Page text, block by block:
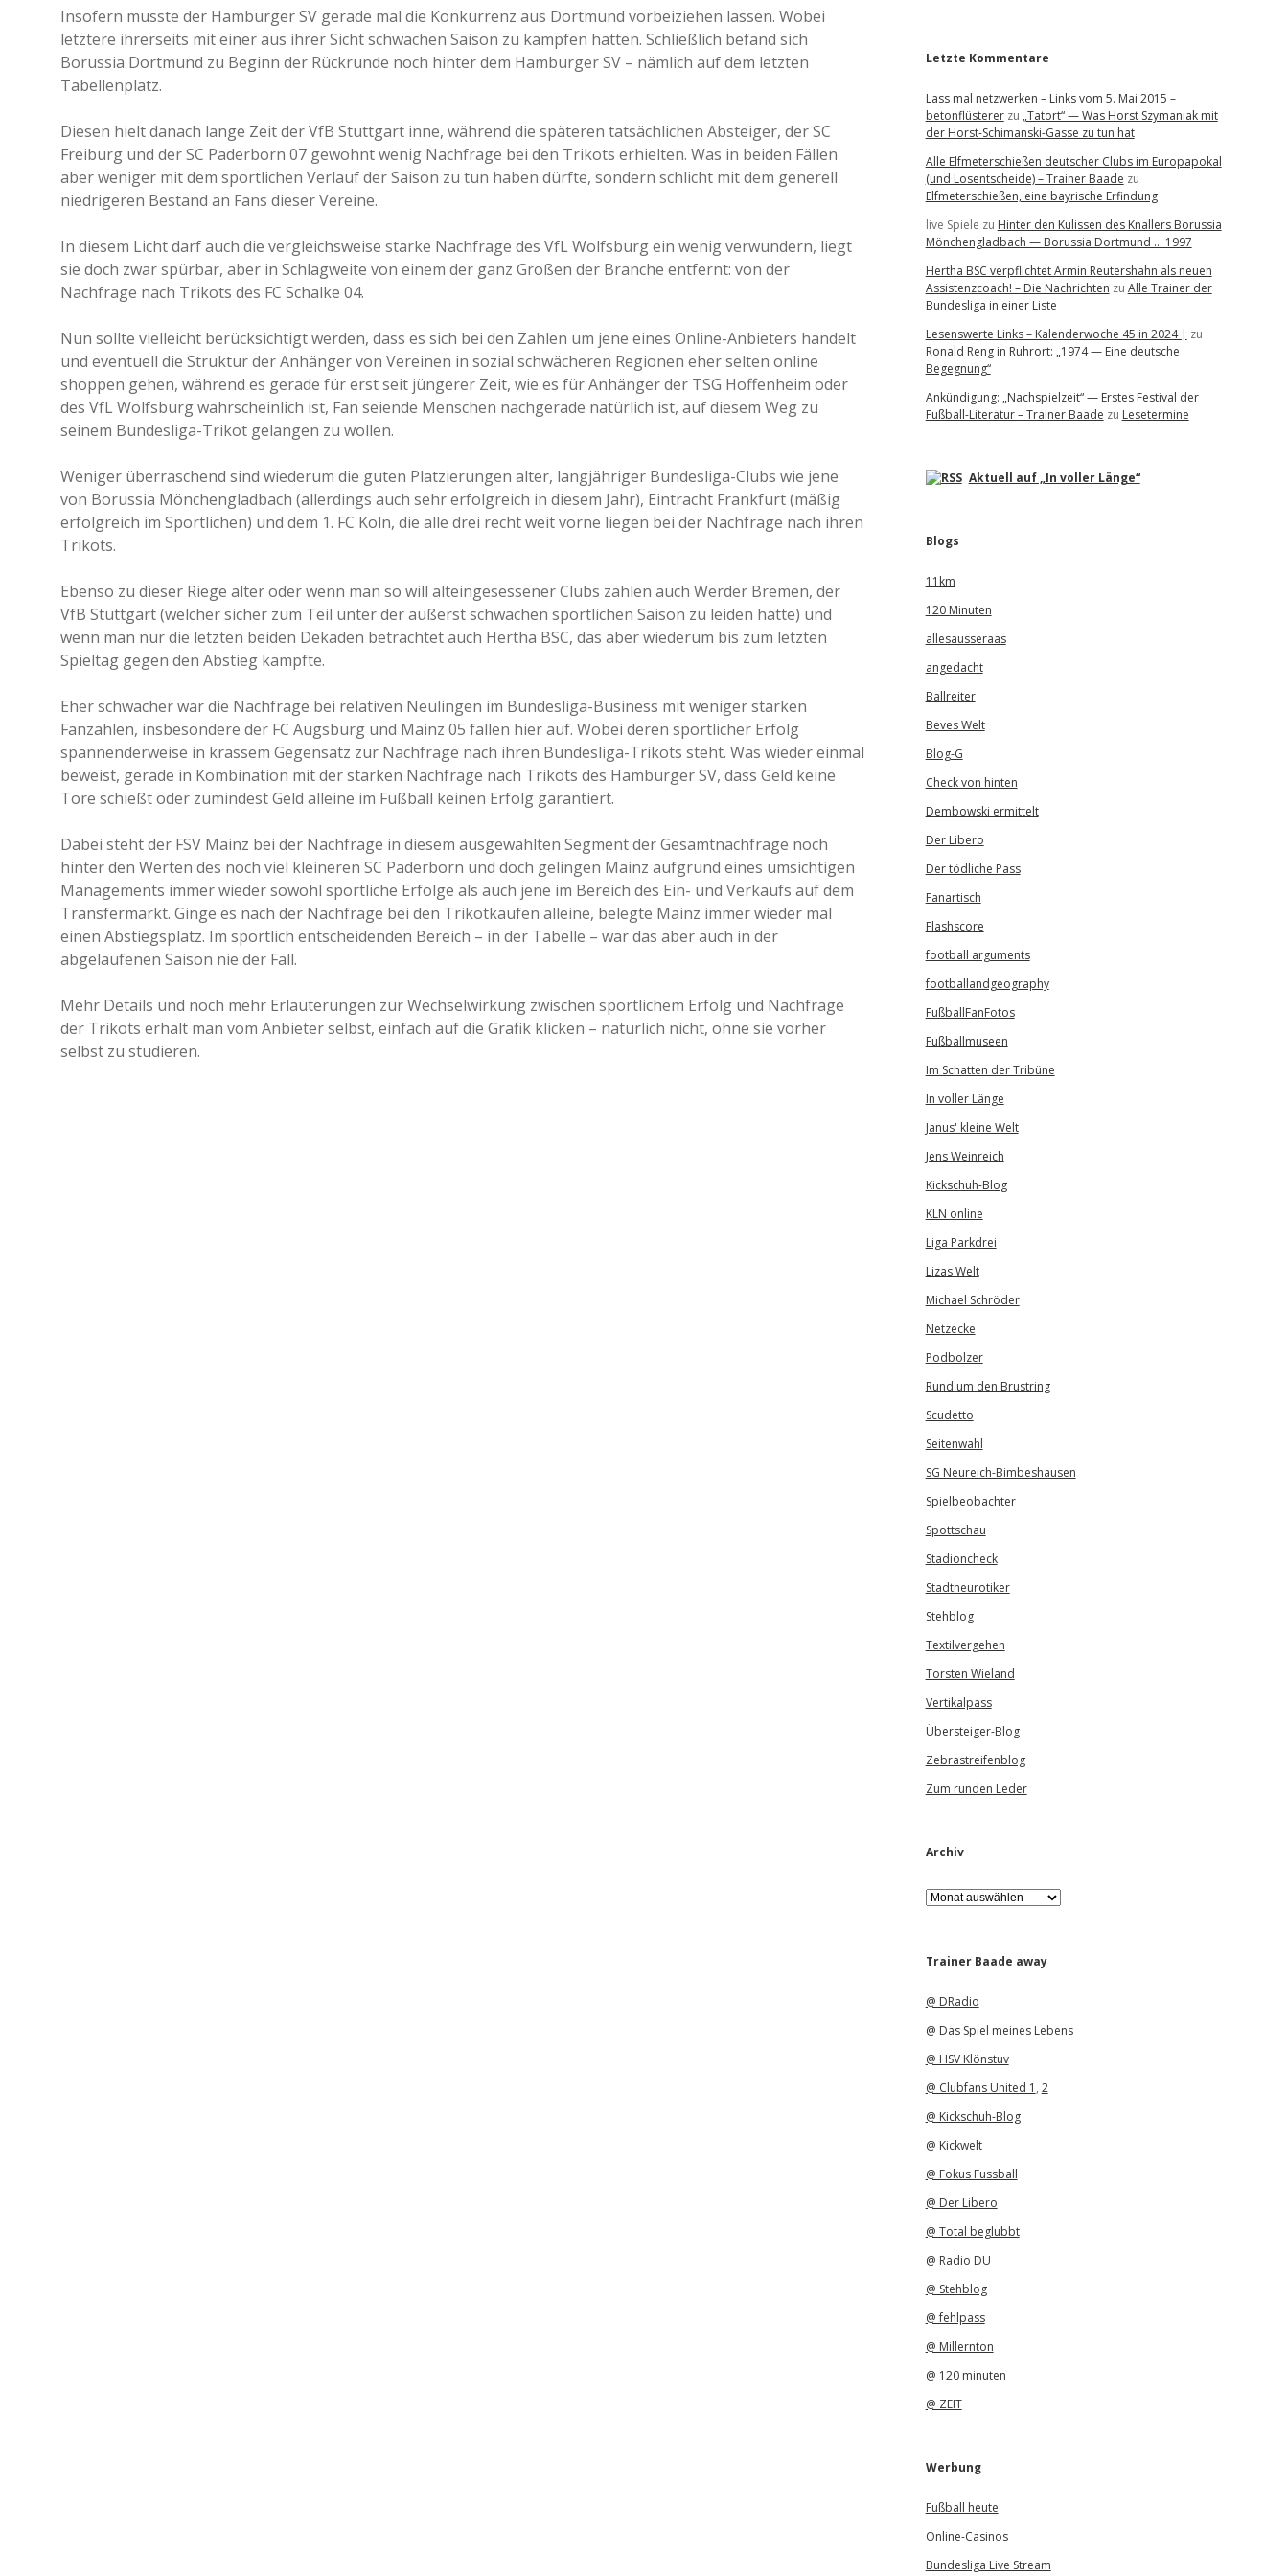
a
a
d
Insofern musste der Hamburger SV gerade mal die Konkurrenz aus Dortmund vorbeiziehen lassen. Wobei
letztere ihrerseits mit einer aus ihrer Sicht schwachen Saison zu kämpfen hatten. Schließlich befand sich
Borussia Dortmund zu Beginn der Rückrunde noch hinter dem Hamburger SV – nämlich auf dem letzten
Tabellenplatz.
Diesen hielt danach lange Zeit der VfB Stuttgart inne, während die späteren tatsächlichen Absteiger, der SC
Freiburg und der SC Paderborn 07 gewohnt wenig Nachfrage bei den Trikots erhielten. Was in beiden Fällen
aber weniger mit dem sportlichen Verlauf der Saison zu tun haben dürfte, sondern schlicht mit dem generell
niedrigeren Bestand an Fans dieser Vereine.
In diesem Licht darf auch die vergleichsweise starke Nachfrage des VfL Wolfsburg ein wenig verwundern, liegt
sie doch zwar spürbar, aber in Schlagweite von einem der ganz Großen der Branche entfernt: von der
Nachfrage nach Trikots des FC Schalke 04.
Nun sollte vielleicht berücksichtigt werden, dass es sich bei den Zahlen um jene eines Online-Anbieters handelt
und eventuell die Struktur der Anhänger von Vereinen in sozial schwächeren Regionen eher selten online
shoppen gehen, während es gerade für erst seit jüngerer Zeit, wie es für Anhänger der TSG Hoffenheim oder
des VfL Wolfsburg wahrscheinlich ist, Fan seiende Menschen nachgerade natürlich ist, auf diesem Weg zu
seinem Bundesliga-Trikot gelangen zu wollen.
Weniger überraschend sind wiederum die guten Platzierungen alter, langjähriger Bundesliga-Clubs wie jene
von Borussia Mönchengladbach (allerdings auch sehr erfolgreich in diesem Jahr), Eintracht Frankfurt (mäßig
erfolgreich im Sportlichen) und dem 1. FC Köln, die alle drei recht weit vorne liegen bei der Nachfrage nach ihren
Trikots.
Ebenso zu dieser Riege alter oder wenn man so will alteingesessener Clubs zählen auch Werder Bremen, der
VfB Stuttgart (welcher sicher zum Teil unter der äußerst schwachen sportlichen Saison zu leiden hatte) und
wenn man nur die letzten beiden Dekaden betrachtet auch Hertha BSC, das aber wiederum bis zum letzten
Spieltag gegen den Abstieg kämpfte.
Eher schwächer war die Nachfrage bei relativen Neulingen im Bundesliga-Business mit weniger starken
Fanzahlen, insbesondere der FC Augsburg und Mainz 05 fallen hier auf. Wobei deren sportlicher Erfolg
spannenderweise in krassem Gegensatz zur Nachfrage nach ihren Bundesliga-Trikots steht. Was wieder einmal
beweist, gerade in Kombination mit der starken Nachfrage nach Trikots des Hamburger SV, dass Geld keine
Tore schießt oder zumindest Geld alleine im Fußball keinen Erfolg garantiert.
Dabei steht der FSV Mainz bei der Nachfrage in diesem ausgewählten Segment der Gesamtnachfrage noch
hinter den Werten des noch viel kleineren SC Paderborn und doch gelingen Mainz aufgrund eines umsichtigen
Managements immer wieder sowohl sportliche Erfolge als auch jene im Bereich des Ein- und Verkaufs auf dem
Transfermarkt. Ginge es nach der Nachfrage bei den Trikotkäufen alleine, belegte Mainz immer wieder mal
einen Abstiegsplatz. Im sportlich entscheidenden Bereich – in der Tabelle – war das aber auch in der
abgelaufenen Saison nie der Fall.
Mehr Details und noch mehr Erläuterungen zur Wechselwirkung zwischen sportlichem Erfolg und Nachfrage
der Trikots erhält man vom Anbieter selbst, einfach auf die Grafik klicken – natürlich nicht, ohne sie vorher
selbst zu studieren.
Letzte Kommentare
Lass mal netzwerken – Links vom 5. Mai 2015 –
betonflüstererzu „Tatort“ — Was Horst Szymaniak mit
der Horst-Schimanski-Gasse zu tun hat
Alle Elfmeterschießen deutscher Clubs im Europapokal
(und Losentscheide) – Trainer Baade zu
Elfmeterschießen, eine bayrische Erfindung
live Spiele zu Hinter den Kulissen des Knallers Borussia
Mönchengladbach — Borussia Dortmund … 1997
Hertha BSC verpflichtet Armin Reutershahn als neuen
Assistenzcoach! – Die Nachrichten zu Alle Trainer der
Bundesliga in einer Liste
Lesenswerte Links – Kalenderwoche 45 in 2024 | zu
Ronald Reng in Ruhrort: „1974 — Eine deutsche
Begegnung“
Ankündigung: „Nachspielzeit“ — Erstes Festival der
Fußball-Literatur – Trainer Baade zu Lesetermine
Aktuell auf „In voller Länge“
Blogs
11km
120 Minuten
allesausseraas
angedacht
Ballreiter
Beves Welt
Blog-G
Check von hinten
Dembowski ermittelt
Der Libero
Der tödliche Pass
Fanartisch
Flashscore
football arguments
footballandgeography
FußballFanFotos
Fußballmuseen
Im Schatten der Tribüne
In voller Länge
Janus' kleine Welt
Jens Weinreich
Kickschuh-Blog
KLN online
Liga Parkdrei
Lizas Welt
Michael Schröder
Netzecke
Podbolzer
Rund um den Brustring
Scudetto
Seitenwahl
SG Neureich-Bimbeshausen
Spielbeobachter
Spottschau
Stadioncheck
Stadtneurotiker
Stehblog
Textilvergehen
Torsten Wieland
Vertikalpass
Übersteiger-Blog
Zebrastreifenblog
Zum runden Leder
Archiv
A
r
iTrainer Baade away
@ DRadio
@ Das Spiel meines Lebens
@ HSV Klönstuv
@ Clubfans United 1 , 2
@ Kickschuh-Blog
@ Kickwelt
@ Fokus Fussball
@ Der Libero
@ Total beglubbt
@ Radio DU
@ Stehblog
@ fehlpass
@ Millernton
@ 120 minuten
@ ZEIT
Werbung
Fußball heute
Online-Casinos
Bundesliga Live Stream